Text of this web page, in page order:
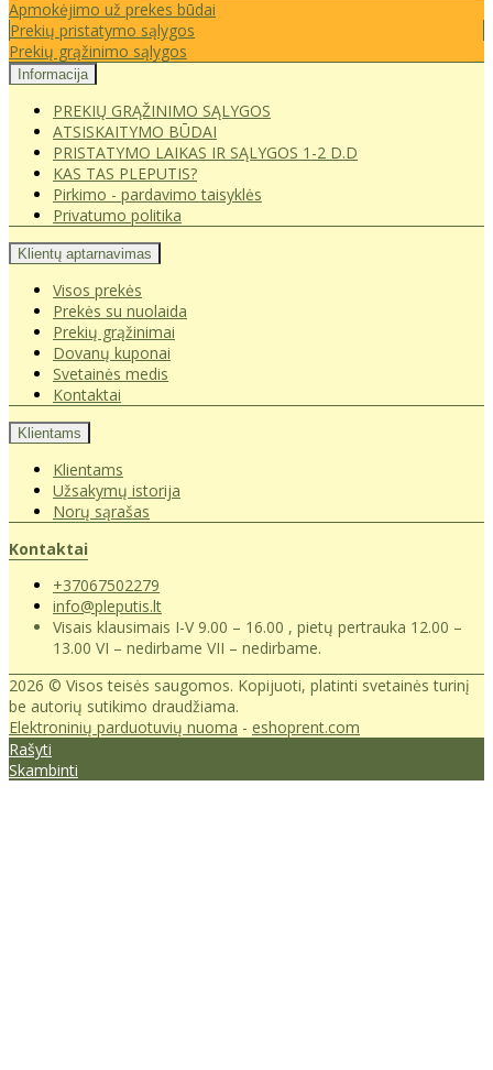
Apmokėjimo už prekes būdai
Prekių pristatymo sąlygos
Prekių grąžinimo sąlygos
Informacija
PREKIŲ GRĄŽINIMO SĄLYGOS
ATSISKAITYMO BŪDAI
PRISTATYMO LAIKAS IR SĄLYGOS 1-2 D.D
KAS TAS PLEPUTIS?
Pirkimo - pardavimo taisyklės
Privatumo politika
Klientų aptarnavimas
Visos prekės
Prekės su nuolaida
Prekių grąžinimai
Dovanų kuponai
Svetainės medis
Kontaktai
Klientams
Klientams
Užsakymų istorija
Norų sąrašas
Kontaktai
+37067502279
info@pleputis.lt
Visais klausimais I-V 9.00 – 16.00 , pietų pertrauka 12.00 –
13.00 VI – nedirbame VII – nedirbame.
2026 © Visos teisės saugomos. Kopijuoti, platinti svetainės turinį
be autorių sutikimo draudžiama.
Elektroninių parduotuvių nuoma - eshoprent.com
Rašyti
Skambinti